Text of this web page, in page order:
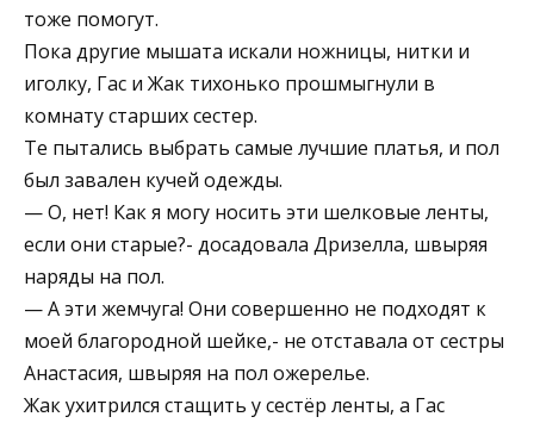
тоже помогут.
Пока другие мышата искали ножницы, нитки и
иголку, Гас и Жак тихонько прошмыгнули в
комнату старших сестер.
Те пытались выбрать самые лучшие платья, и пол
был завален кучей одежды.
— О, нет! Как я могу носить эти шелковые ленты,
если они старые?- досадовала Дризелла, швыряя
наряды на пол.
— А эти жемчуга! Они совершенно не подходят к
моей благородной шейке,- не отставала от сестры
Анастасия, швыряя на пол ожерелье.
Жак ухитрился стащить у сестёр ленты, а Гас